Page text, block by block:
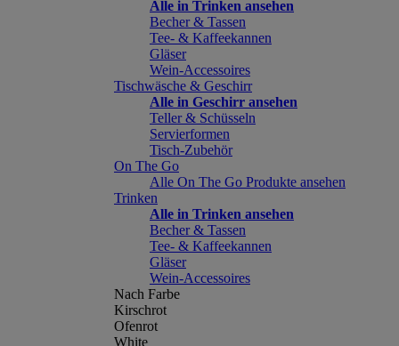
Alle in Trinken ansehen
Becher & Tassen
Tee- & Kaffeekannen
Gläser
Wein-Accessoires
Tischwäsche & Geschirr
Alle in Geschirr ansehen
Teller & Schüsseln
Servierformen
Tisch-Zubehör
On The Go
Alle On The Go Produkte ansehen
Trinken
Alle in Trinken ansehen
Becher & Tassen
Tee- & Kaffeekannen
Gläser
Wein-Accessoires
Nach Farbe
Kirschrot
Ofenrot
White